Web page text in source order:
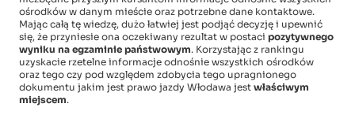
ośrodków w danym mieście oraz potrzebne dane kontaktowe.
Mając całą tę wiedzę, dużo łatwiej jest podjąć decyzję i upewnić
się, że przyniesie ona oczekiwany rezultat w postaci pozytywnego
wyniku na egzaminie państwowym. Korzystając z rankingu
uzyskacie rzetelne informacje odnośnie wszystkich ośrodków
oraz tego czy pod względem zdobycia tego upragnionego
dokumentu jakim jest prawo jazdy Włodawa jest właściwym
miejscem.